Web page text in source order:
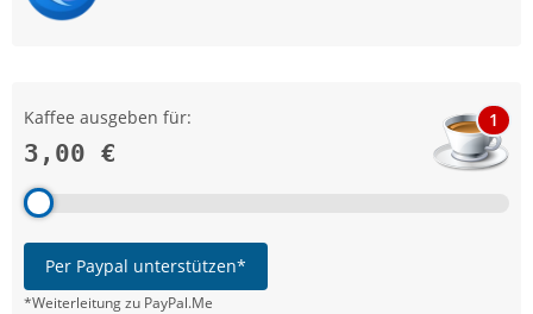
Kaffee ausgeben für:
3,00 €
1
Per Paypal unterstützen*
*Weiterleitung zu PayPal.Me